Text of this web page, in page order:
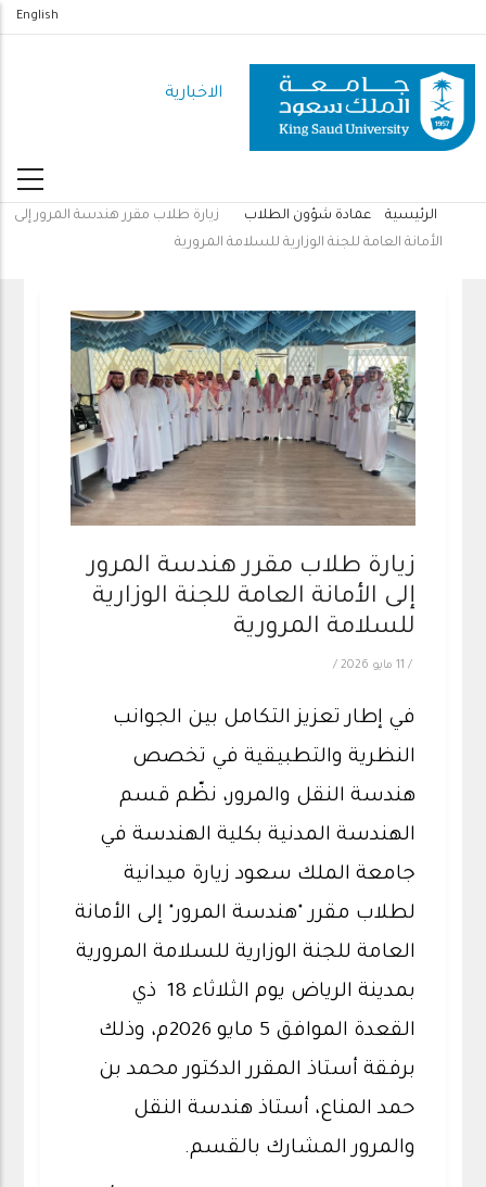
المحتوى
الرئيسي
English
الاخبارية
مسار
الرئيسية عمادة شؤون الطلاب
زيارة طلاب مقرر هندسة المرور إلى
الأمانة العامة للجنة الوزارية للسلامة المرورية
زيارة طلاب مقرر هندسة المرور
إلى الأمانة العامة للجنة الوزارية
للسلامة المرورية
/ 11 مايو 2026 /
في إطار تعزيز التكامل بين الجوانب
النظرية والتطبيقية في تخصص
هندسة النقل والمرور، نظّم قسم
الهندسة المدنية بكلية الهندسة في
جامعة الملك سعود زيارة ميدانية
لطلاب مقرر "هندسة المرور" إلى الأمانة
العامة للجنة الوزارية للسلامة المرورية
بمدينة الرياض يوم الثلاثاء 18 ذي
القعدة الموافق 5 مايو 2026م، وذلك
برفقة أستاذ المقرر الدكتور محمد بن
حمد المناع، أستاذ هندسة النقل
والمرور المشارك بالقسم.